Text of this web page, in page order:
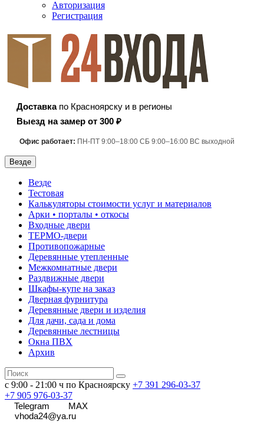
Авторизация
Регистрация
Доставкапо Красноярску и в регионы
Выезд на замер от 300 ₽
Офис работает: ПН-ПТ 9:00–18:00 СБ 9:00–16:00 ВС выходной
Везде
Везде
Тестовая
Калькуляторы стоимости услуг и материалов
Арки • порталы • откосы
Входные двери
ТЕРМО-двери
Противопожарные
Деревянные утепленные
Межкомнатные двери
Раздвижные двери
Шкафы-купе на заказ
Дверная фурнитура
Деревянные двери и изделия
Для дачи, сада и дома
Деревянные лестницы
Окна ПВХ
Архив
с 9:00 - 21:00 ч по Красноярску +7 391 296-03-37
+7 905 976-03-37
Telegram
MAX
vhoda24@ya.ru